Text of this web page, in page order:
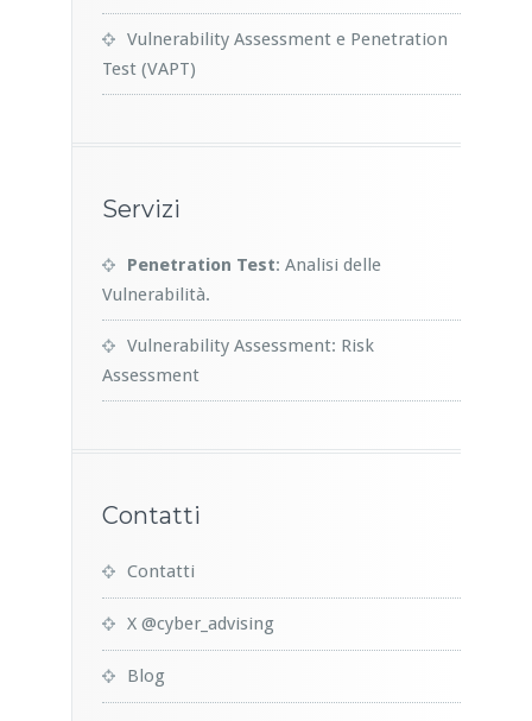
Vulnerability Assessment e Penetration
Test (VAPT)
Servizi
Penetration Test: Analisi delle
Vulnerabilità.
Vulnerability Assessment: Risk
Assessment
Contatti
Contatti
X @cyber_advising
Blog